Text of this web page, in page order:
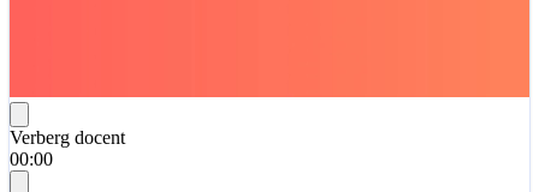
Verberg docent
00:00